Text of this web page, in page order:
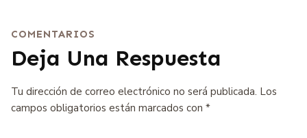
COMENTARIOS
Deja Una Respuesta
Tu dirección de correo electrónico no será publicada. Los
campos obligatorios están marcados con *